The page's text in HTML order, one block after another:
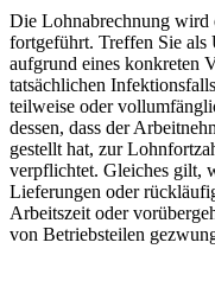
Die Lohnabrechnung wird
fortgeführt. Treffen Sie als
aufgrund eines konkreten
tatsächlichen
teilweise oder
dessen, dass der
gestellt hat, zur
verpflichtet. Gleiches gilt,
Lieferungen oder
Arbeitszeit oder
von Betriebsteilen